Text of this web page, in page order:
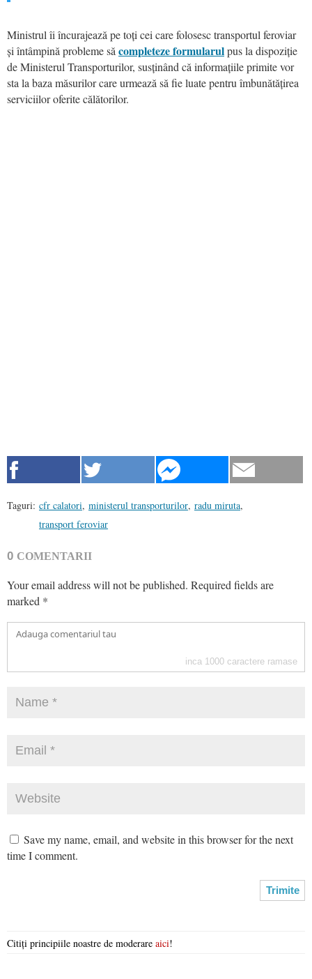
Ministrul îi încurajează pe toți cei care folosesc transportul feroviar
și întâmpină probleme să completeze formularulpus la dispoziție
de Ministerul Transporturilor, susținând că informațiile primite vor
sta la baza măsurilor care urmează să fie luate pentru îmbunătățirea
serviciilor oferite călătorilor.
Taguri: cfr calatori, ministerul transporturilor, radu miruta,
transport feroviar
0 COMENTARII
Your email address will not be published. Required fields are
marked *
inca 1000 caractere ramase
Save my name, email, and website in this browser for the next
time I comment.
Citiți principiile noastre de moderare aici!